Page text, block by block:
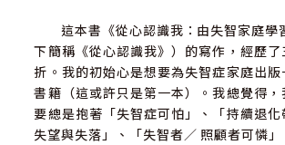
這本書《從心認識我：由失智家庭學
下簡稱《從心認識我》）的寫作，經歷
折。我的初始心是想要為失智症家庭出
書籍（這或許只是第一本）。我總覺得
要總是抱著「失智症可怕」、「持續退
失望與失落」、「失智者／ 照顧者可憐